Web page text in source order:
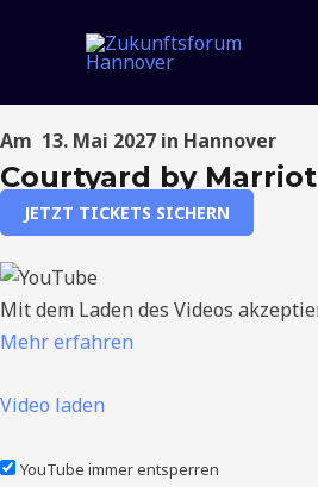
Das Event für die
Am 13. Mai 2027 in Hannover
Courtyard by
JETZT TICKETS SICHERN
Mit dem Laden des Videos
Mehr erfahren
Video laden
YouTube immer entsperren